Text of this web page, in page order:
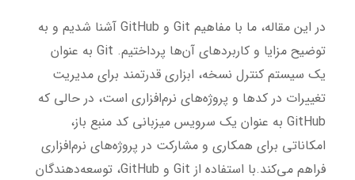
در این مقاله، ما با مفاهیم Git و GitHub آشنا شدیم و به
توضیح مزایا و کاربردهای آن‌ها پرداختیم. Git به عنوان
یک سیستم کنترل نسخه، ابزاری قدرتمند برای مدیریت
تغییرات در کدها و پروژه‌های نرم‌افزاری است، در حالی که
GitHub به عنوان یک سرویس میزبانی کد منبع باز،
امکاناتی برای همکاری و مشارکت در پروژه‌های نرم‌افزاری
فراهم می‌کند.با استفاده از Git و GitHub، توسعه‌دهندگان